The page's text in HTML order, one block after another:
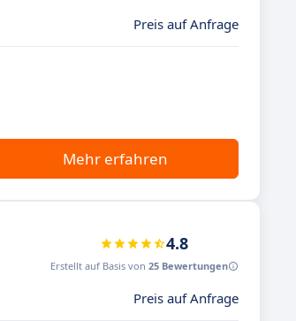
Preis auf Anfrage
Mehr erfahren
4.8
Erstellt auf Basis von 25 Bewertungen
Preis auf Anfrage